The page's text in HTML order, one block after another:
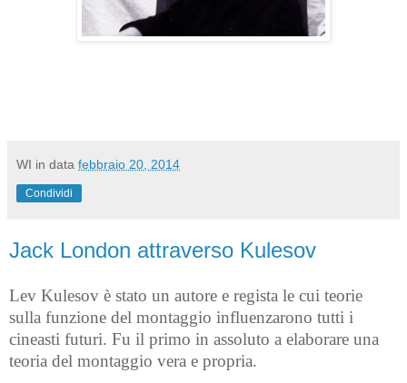
WI in data febbraio 20, 2014
Condividi
Jack London attraverso Kulesov
Lev Kulesov è stato un autore e regista le cui teorie
sulla funzione del montaggio influenzarono tutti i
cineasti futuri. Fu il primo in assoluto a elaborare una
teoria del montaggio vera e propria.